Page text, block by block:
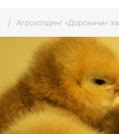
Агрохолдинг «Дороничи»